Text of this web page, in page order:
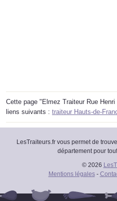
Cette page "Elmez Traiteur Rue
liens suivants : traiteur Hauts-de-
LesTraiteurs.fr vous permet de
département pour
© 2026
Mentions légales-